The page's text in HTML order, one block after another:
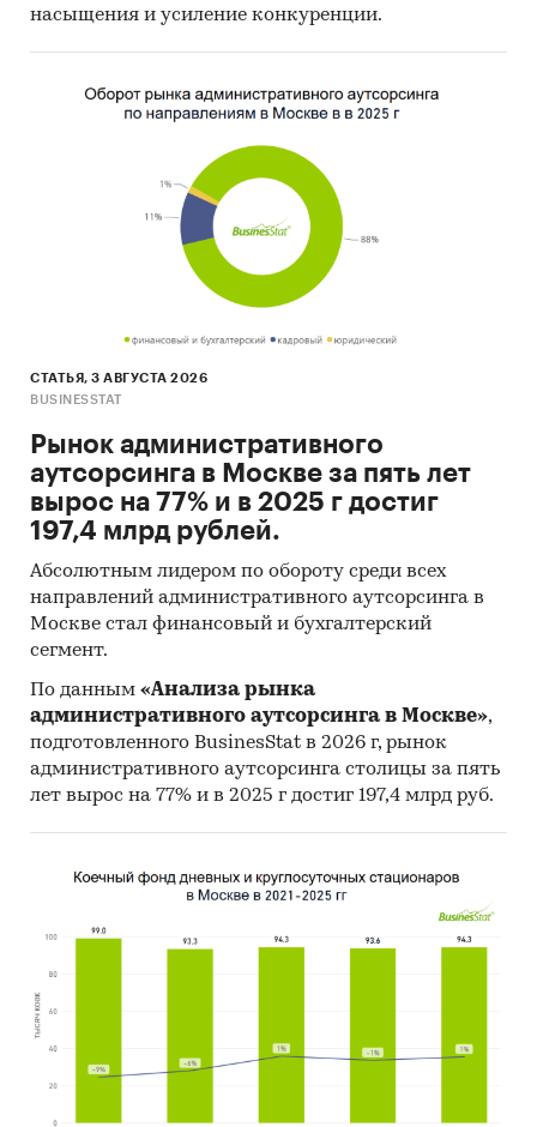
насыщения и усиление конкуренции.
СТАТЬЯ, 3 АВГУСТА 2026
BUSINESSTAT
Рынок административного
аутсорсинга в Москве за пять лет
вырос на 77% и в 2025 г достиг
197,4 млрд рублей.
Абсолютным лидером по обороту среди всех
направлений административного аутсорсинга в
Москве стал финансовый и бухгалтерский
сегмент.
По данным «Анализа рынка
административного аутсорсинга в Москве»,
подготовленного BusinesStat в 2026 г, рынок
административного аутсорсинга столицы за пять
лет вырос на 77% и в 2025 г достиг 197,4 млрд руб.